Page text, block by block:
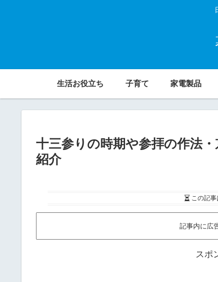
生活お役立ち 子育て 家電製品
十三参りの時期や参拝の作法
紹介
この記事
記事内に広
スポ